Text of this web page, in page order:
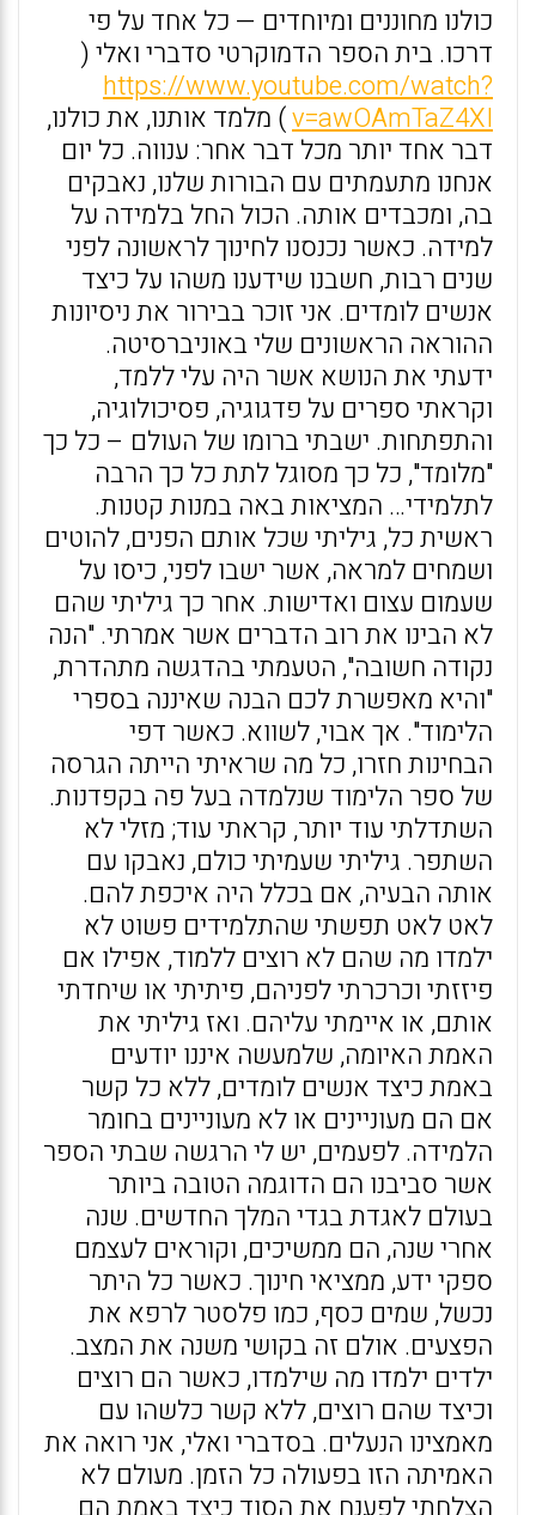
כולנו מחוננים ומיוחדים — כל אחד על פי
דרכו. בית הספר הדמוקרטי סדברי ואלי (
https://www.youtube.com/watch?
v=awOAmTaZ4XI) מלמד אותנו, את כולנו,
דבר אחד יותר מכל דבר אחר: ענווה. כל יום
אנחנו מתעמתים עם הבורות שלנו, נאבקים
בה, ומכבדים אותה. הכול החל בלמידה על
למידה. כאשר נכנסנו לחינוך לראשונה לפני
שנים רבות, חשבנו שידענו משהו על כיצד
אנשים לומדים. אני זוכר בבירור את ניסיונות
ההוראה הראשונים שלי באוניברסיטה.
ידעתי את הנושא אשר היה עלי ללמד,
וקראתי ספרים על פדגוגיה, פסיכולוגיה,
והתפתחות. ישבתי ברומו של העולם – כל כך
"מלומד", כל כך מסוגל לתת כל כך הרבה
לתלמידי… המציאות באה במנות קטנות.
ראשית כל, גיליתי שכל אותם הפנים, להוטים
ושמחים למראה, אשר ישבו לפני, כיסו על
שעמום עצום ואדישות. אחר כך גיליתי שהם
לא הבינו את רוב הדברים אשר אמרתי. "הנה
נקודה חשובה", הטעמתי בהדגשה מתהדרת,
"והיא מאפשרת לכם הבנה שאיננה בספרי
הלימוד". אך אבוי, לשווא. כאשר דפי
הבחינות חזרו, כל מה שראיתי הייתה הגרסה
של ספר הלימוד שנלמדה בעל פה בקפדנות.
השתדלתי עוד יותר, קראתי עוד; מזלי לא
השתפר. גיליתי שעמיתי כולם, נאבקו עם
אותה הבעיה, אם בכלל היה איכפת להם.
לאט לאט תפשתי שהתלמידים פשוט לא
ילמדו מה שהם לא רוצים ללמוד, אפילו אם
פיזזתי וכרכרתי לפניהם, פיתיתי או שיחדתי
אותם, או איימתי עליהם. ואז גיליתי את
האמת האיומה, שלמעשה איננו יודעים
באמת כיצד אנשים לומדים, ללא כל קשר
אם הם מעוניינים או לא מעוניינים בחומר
הלמידה. לפעמים, יש לי הרגשה שבתי הספר
אשר סביבנו הם הדוגמה הטובה ביותר
בעולם לאגדת בגדי המלך החדשים. שנה
אחרי שנה, הם ממשיכים, וקוראים לעצמם
ספקי ידע, ממציאי חינוך. כאשר כל היתר
נכשל, שמים כסף, כמו פלסטר לרפא את
הפצעים. אולם זה בקושי משנה את המצב.
ילדים ילמדו מה שילמדו, כאשר הם רוצים
וכיצד שהם רוצים, ללא קשר כלשהו עם
מאמצינו הנעלים. בסדברי ואלי, אני רואה את
האמיתה הזו בפעולה כל הזמן. מעולם לא